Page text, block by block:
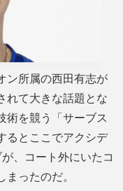
ン所属の西田有志が
れて大きな話題とな
術を競う「サーブス
るとここでアクシデ
、コート外にいたコ
ったのだ。